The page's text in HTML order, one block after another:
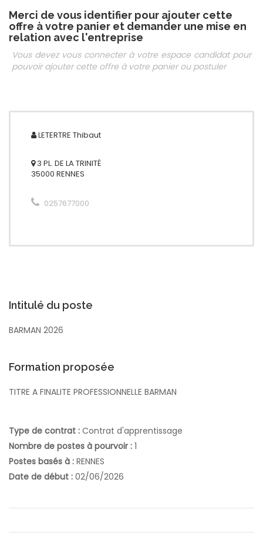
Merci de vous identifier pour ajouter cette
offre à votre panier et demander une mise en
relation avec l'entreprise
Vous devez vous connecter à votre espace candidat pour
pouvoir ajouter cette offre à votre panier ou postuler
LETERTRE Thibaut
3 PL. DE LA TRINITÉ
35000 RENNES
0257677000
Intitulé du poste
BARMAN 2026
Formation proposée
TITRE A FINALITE PROFESSIONNELLE BARMAN
Type de contrat : Contrat d'apprentissage
Nombre de postes à pourvoir : 1
Postes basés à : RENNES
Date de début : 02/06/2026